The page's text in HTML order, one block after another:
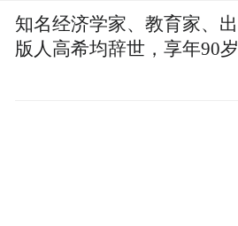
知名经济学家、教育家、出
版人高希均辞世，享年90岁